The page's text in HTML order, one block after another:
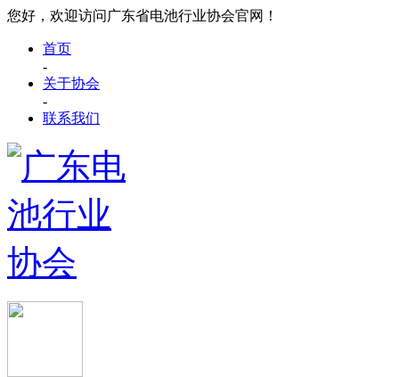
您好，欢迎访问广东省电池行业协会官网！
首页
-
关于协会
-
联系我们